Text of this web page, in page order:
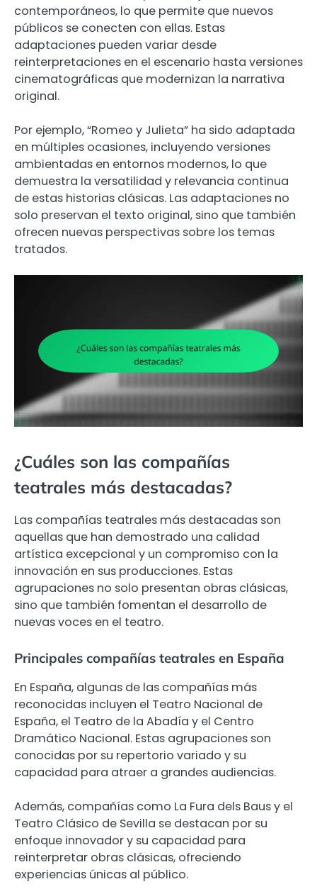
contemporáneos, lo que permite que nuevos
públicos se conecten con ellas. Estas
adaptaciones pueden variar desde
reinterpretaciones en el escenario hasta versiones
cinematográficas que modernizan la narrativa
original.
Por ejemplo, “Romeo y Julieta” ha sido adaptada
en múltiples ocasiones, incluyendo versiones
ambientadas en entornos modernos, lo que
demuestra la versatilidad y relevancia continua
de estas historias clásicas. Las adaptaciones no
solo preservan el texto original, sino que también
ofrecen nuevas perspectivas sobre los temas
tratados.
¿Cuáles son las compañías
teatrales más destacadas?
Las compañías teatrales más destacadas son
aquellas que han demostrado una calidad
artística excepcional y un compromiso con la
innovación en sus producciones. Estas
agrupaciones no solo presentan obras clásicas,
sino que también fomentan el desarrollo de
nuevas voces en el teatro.
Principales compañías teatrales en España
En España, algunas de las compañías más
reconocidas incluyen el Teatro Nacional de
España, el Teatro de la Abadía y el Centro
Dramático Nacional. Estas agrupaciones son
conocidas por su repertorio variado y su
capacidad para atraer a grandes audiencias.
Además, compañías como La Fura dels Baus y el
Teatro Clásico de Sevilla se destacan por su
enfoque innovador y su capacidad para
reinterpretar obras clásicas, ofreciendo
experiencias únicas al público.